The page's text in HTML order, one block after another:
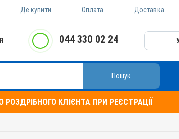
Де купити Оплата Доставка
044 330 02 24
Пошук
КЛІЄНТА ПРИ РЕЄСТРАЦІЇ